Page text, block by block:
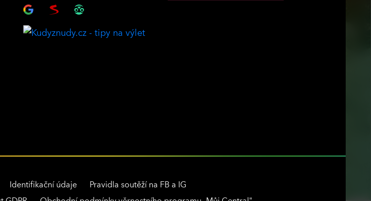
Identifikační údaje
Pravidla soutěží na FB a IG